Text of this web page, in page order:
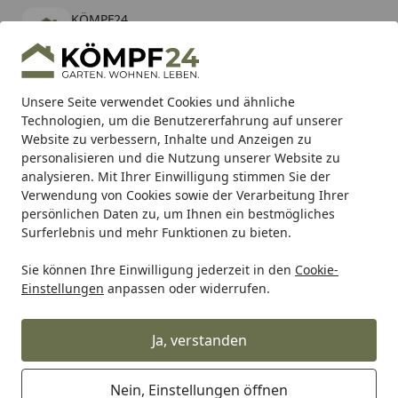
Unsere Seite verwendet Cookies und ähnliche
Technologien, um die Benutzererfahrung auf unserer
Website zu verbessern, Inhalte und Anzeigen zu
personalisieren und die Nutzung unserer Website zu
analysieren. Mit Ihrer Einwilligung stimmen Sie der
Verwendung von Cookies sowie der Verarbeitung Ihrer
persönlichen Daten zu, um Ihnen ein bestmögliches
Surferlebnis und mehr Funktionen zu bieten.
Sie können Ihre Einwilligung jederzeit in den Cookie-
Einstellungen anpassen oder widerrufen.
Ja, verstanden
Nein, Einstellungen öffnen
KÖMPF24
kostenlos - Im App Store
Hotline
Alle Produkte
Mein Konto
Suchen
Karibu Pools inkl. gratis Sandfilteranlage & Pool-
Starterset (Gesamtwert bis 468,99€)
Startseite
Alles für den Garten Gartenhaus Pavillons & Lauben
Skan Holz Pavillon Nancy